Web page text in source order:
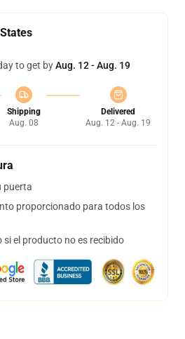
to get byAug. 12 - Aug. 19
Shipping
Aug. 08
Delivered
Aug. 12 - Aug. 19
puerta
proporcionado para todos los
si el producto no es recibido